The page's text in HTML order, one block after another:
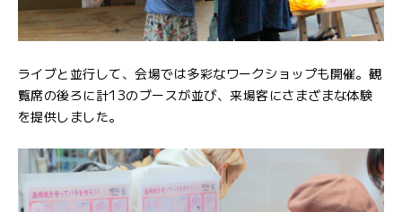
ライブと並行して、会場では多彩なワークショップも開催。観
覧席の後ろに計13のブースが並び、来場客にさまざまな体験
を提供しました。